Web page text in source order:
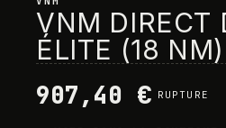
VNM DIRECT
ÉLITE (18 NM)
907,40 € RUPTURE